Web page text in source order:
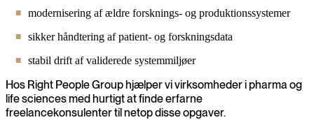
modernisering af ældre forsknings- og produktionssystemer
sikker håndtering af patient- og forskningsdata
stabil drift af validerede systemmiljøer
Hos Right People Group hjælper vi virksomheder i pharma og
life sciences med hurtigt at finde erfarne
freelancekonsulenter til netop disse opgaver.